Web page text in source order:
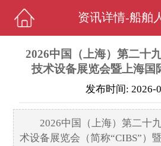
资讯详情-船舶
2026中国（上海）第二十
技术设备展览会暨上海国
发布时间: 2026-
2026中国（上海）第二十
术设备展览会（简称“CIBS”）